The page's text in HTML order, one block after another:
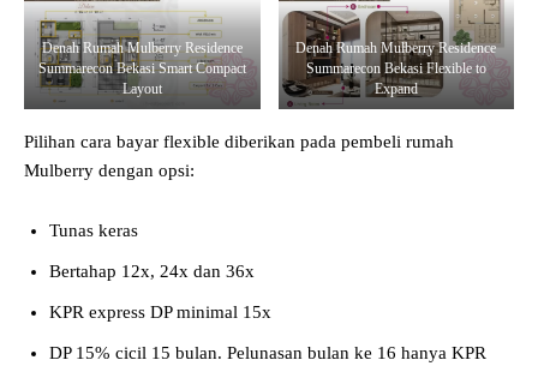
Denah Rumah Mulberry Residence
Summarecon Bekasi Smart Compact
Layout
Denah Rumah Mulberry Residence
Summarecon Bekasi Flexible to
Expand
Pilihan cara bayar flexible diberikan pada pembeli rumah
Mulberry dengan opsi:
Tunas keras
Bertahap 12x, 24x dan 36x
KPR express DP minimal 15x
DP 15% cicil 15 bulan. Pelunasan bulan ke 16 hanya KPR